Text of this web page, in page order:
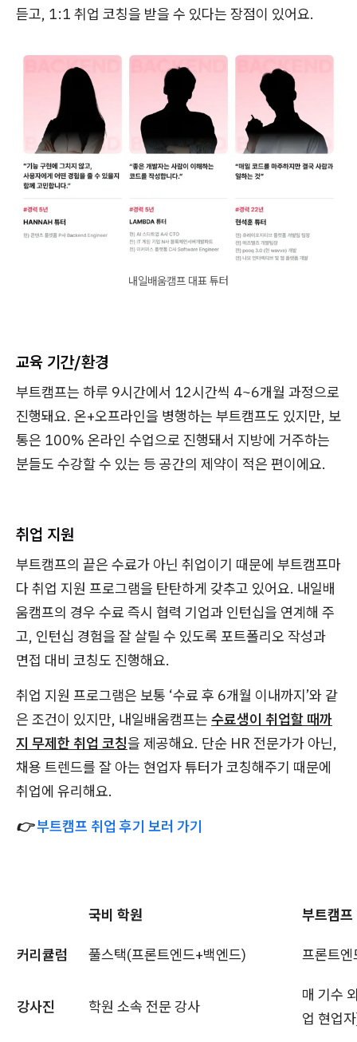
듣고, 1:1 취업 코칭을 받을 수 있다는 장점이 있어요.
내일배움캠프 대표 튜터
교육 기간/환경
부트캠프는 하루 9시간에서 12시간씩 4~6개월 과정으로
진행돼요. 온+오프라인을 병행하는 부트캠프도 있지만, 보
통은 100% 온라인 수업으로 진행돼서 지방에 거주하는
분들도 수강할 수 있는 등 공간의 제약이 적은 편이에요.
취업 지원
부트캠프의 끝은 수료가 아닌 취업이기 때문에 부트캠프마
다 취업 지원 프로그램을 탄탄하게 갖추고 있어요. 내일배
움캠프의 경우 수료 즉시 협력 기업과 인턴십을 연계해 주
고, 인턴십 경험을 잘 살릴 수 있도록 포트폴리오 작성과
면접 대비 코칭도 진행해요.
취업 지원 프로그램은 보통 ‘수료 후 6개월 이내까지’와 같
은 조건이 있지만, 내일배움캠프는 수료생이 취업할 때까
지 무제한 취업 코칭을 제공해요. 단순 HR 전문가가 아닌,
채용 트렌드를 잘 아는 현업자 튜터가 코칭해주기 때문에
취업에 유리해요.
👉부트캠프 취업 후기 보러 가기
국비 학원 부트캠프
커리큘럼 풀스택(프론트엔드+백엔드) 프론트
강사진 학원 소속 전문 강사
매 기수
업 현업